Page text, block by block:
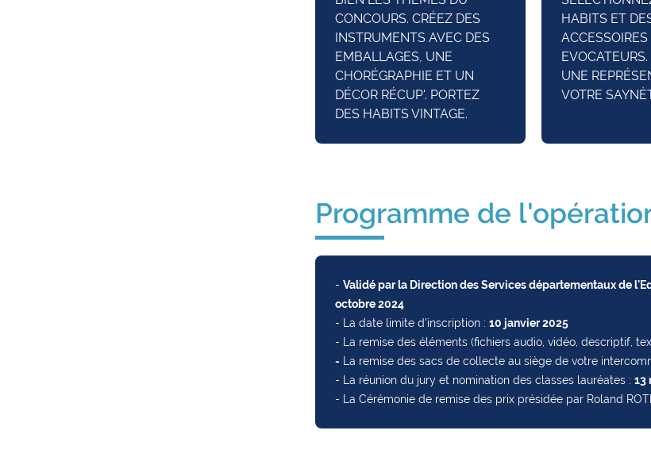
CONCOURS. CRÉEZ DES
INSTRUMENTS AVEC DES
EMBALLAGES, UNE
CHORÉGRAPHIE ET UN
DÉCOR RÉCUP'. PORTEZ
DES HABITS VINTAGE.
HABITS ET
ACCESSOIRES
UNE
VOTRE
Programme de
- Validé par la Direction des Services départementaux de
octobre 2024
- La date limite d'inscription : 10 janvier 2025
- La remise des éléments (fichiers audio, vidéo, descriptif,
- La remise des sacs de collecte au siège de votre
- La réunion du jury et nomination des classes lauréates : 13
- La Cérémonie de remise des prix présidée par Roland